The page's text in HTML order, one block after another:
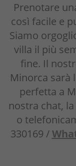
Prenotare
così facile e
Siamo
villa il più
fine. Il
Minorca sarà
perfetta a
nostra chat,
o
330169 /